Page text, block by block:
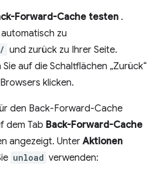
Forward-Cache testen .
zu
und zurück zu Ihrer Seite.
auf die Schaltflächen „Zurück“
klicken.
den Back-Forward-Cache
dem Tab Back-Forward-Cache
angezeigt. UnterAktionen
unload verwenden: